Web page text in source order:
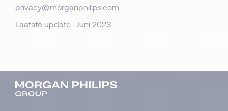
privacy@morganphilips.com
Laatste update : Juni 2023